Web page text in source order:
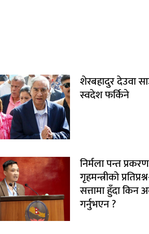
शेरबहादुर देउवा
स्वदेश फर्किने
निर्मला पन्त
गृहमन्त्रीको
सत्तामा हुँदा किन
गर्नुभएन ?